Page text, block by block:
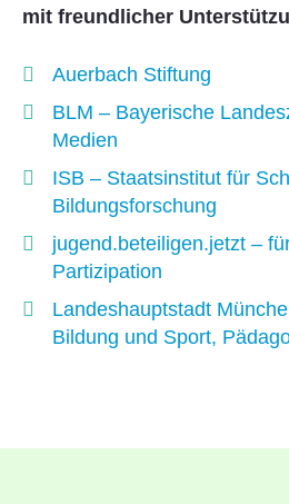
mit freundlicher
Auerbach Stiftung
BLM – Bayerische
Medien
ISB – Staatsinstitut für
Bildungsforschung
jugend.beteiligen.jetzt –
Partizipation
Landeshauptstadt
Bildung und Sport,